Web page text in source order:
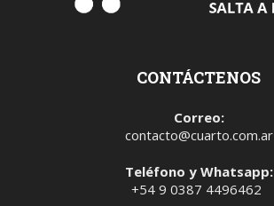
CONTÁCTENOS
Correo:
contacto@cuarto.com.ar
Teléfono y Whatsapp:
+54 9 0387 4496462